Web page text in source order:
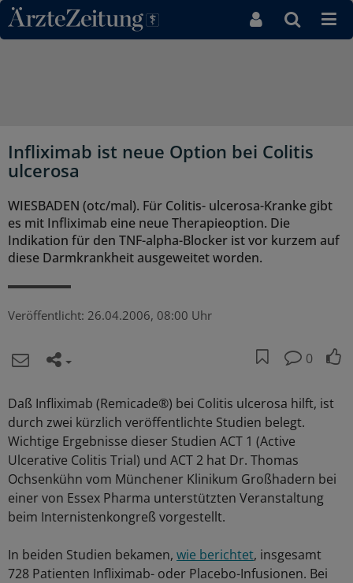
Direkt zum Inhaltsbereich
Infliximab ist neue Option bei Colitis
ulcerosa
WIESBADEN (otc/mal). Für Colitis- ulcerosa-Kranke gibt
es mit Infliximab eine neue Therapieoption. Die
Indikation für den TNF-alpha-Blocker ist vor kurzem auf
diese Darmkrankheit ausgeweitet worden.
Veröffentlicht: 26.04.2006, 08:00 Uhr
0
Daß Infliximab (Remicade®) bei Colitis ulcerosa hilft, ist
durch zwei kürzlich veröffentlichte Studien belegt.
Wichtige Ergebnisse dieser Studien ACT 1 (Active
Ulcerative Colitis Trial) und ACT 2 hat Dr. Thomas
Ochsenkühn vom Münchener Klinikum Großhadern bei
einer von Essex Pharma unterstützten Veranstaltung
beim Internistenkongreß vorgestellt.
In beiden Studien bekamen, wie berichtet, insgesamt
728 Patienten Infliximab- oder Placebo-Infusionen. Bei